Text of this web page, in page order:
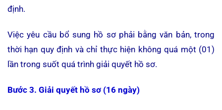
định.
Việc yêu cầu bổ sung hồ sơ phải bằng văn bản, trong
thời hạn quy định và chỉ thực hiện không quá một (01)
lần trong suốt quá trình giải quyết hồ sơ.
Bước 3. Giải quyết hồ sơ (16 ngày)